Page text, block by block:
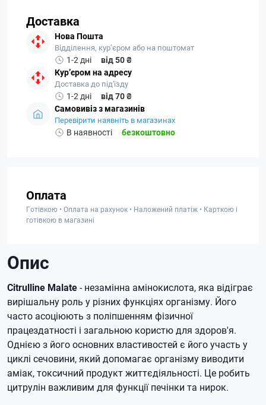
Доставка
Нова Пошта
Відділення, кур’єром або на поштомат
1-2 дні
від 50 ₴
Кур’єром на адресу
Доставка до під'їзду
1-2 дні
від 70 ₴
Самовивіз з магазинів
Перевірити наявніть в магазинах
В наявності безкоштовно
Оплата
Готівкою • Оплата на рахунок • Наложений платіж • Карткою і
готівкою в магазині
Опис
Citrulline Malate- незамінна амінокислота, яка відіграє
вирішальну роль у різних функціях організму. Його
часто асоціюють з поліпшенням фізичної
працездатності і загальною користю для здоров'я.
Однією з його основних властивостей є його участь у
циклі сечовини, який допомагає організму виводити
аміак, токсичний продукт життєдіяльності. Це робить
цитрулін важливим для функції печінки та нирок.